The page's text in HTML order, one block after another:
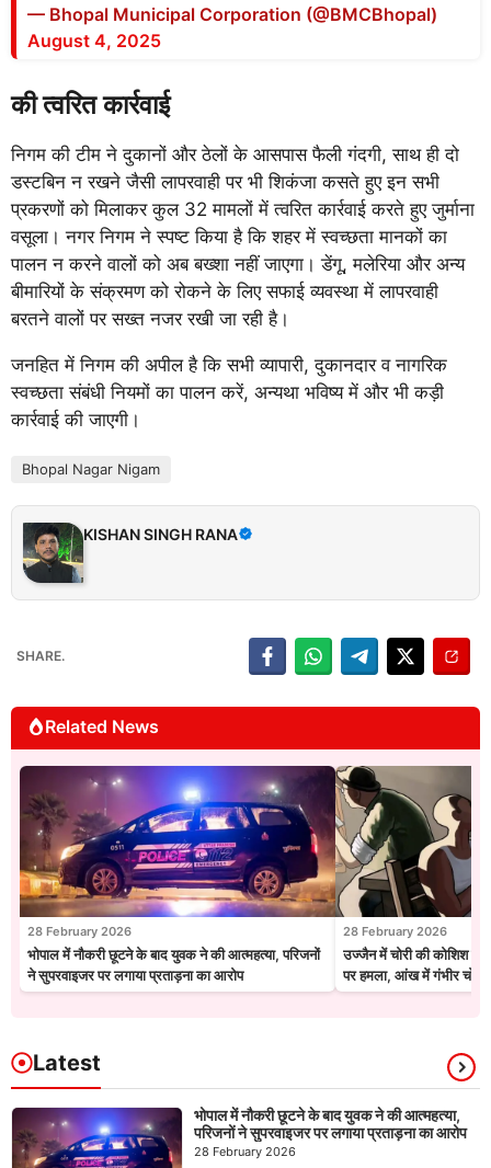
— Bhopal Municipal Corporation (@BMCBhopal)
August 4, 2025
की त्वरित कार्रवाई
निगम की टीम ने दुकानों और ठेलों के आसपास फैली गंदगी, साथ ही दो
डस्टबिन न रखने जैसी लापरवाही पर भी शिकंजा कसते हुए इन सभी
प्रकरणों को मिलाकर कुल 32 मामलों में त्वरित कार्रवाई करते हुए जुर्माना
वसूला। नगर निगम ने स्पष्ट किया है कि शहर में स्वच्छता मानकों का
पालन न करने वालों को अब बख्शा नहीं जाएगा। डेंगू, मलेरिया और अन्य
बीमारियों के संक्रमण को रोकने के लिए सफाई व्यवस्था में लापरवाही
बरतने वालों पर सख्त नजर रखी जा रही है।
जनहित में निगम की अपील है कि सभी व्यापारी, दुकानदार व नागरिक
स्वच्छता संबंधी नियमों का पालन करें, अन्यथा भविष्य में और भी कड़ी
कार्रवाई की जाएगी।
Bhopal Nagar Nigam
KISHAN SINGH RANA
SHARE.
Related News
28 February 2026
भोपाल में नौकरी छूटने के बाद युवक ने की आत्महत्या, परिजनों
ने सुपरवाइजर पर लगाया प्रताड़ना का आरोप
28 February 2026
उज्जैन में चोरी की कोशिश
पर हमला, आंख में गंभीर चोट
Latest
भोपाल में नौकरी छूटने के बाद युवक ने की आत्महत्या,
परिजनों ने सुपरवाइजर पर लगाया प्रताड़ना का आरोप
28 February 2026